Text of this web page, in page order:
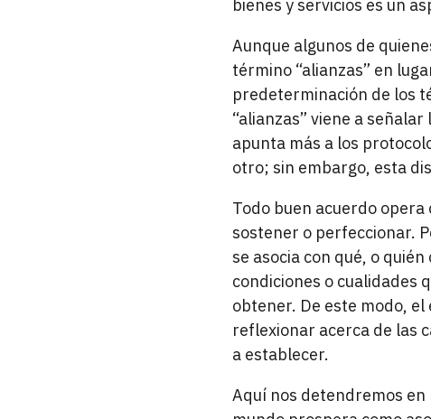
bienes y servicios es un
Aunque algunos de
término “alianzas” en
predeterminación de los
“alianzas” viene a
apunta más a los
otro; sin embargo, esta
Todo buen acuerdo
sostener o perfeccionar.
se asocia con qué, o
condiciones o cualidades
obtener. De este modo,
reflexionar acerca de las
a establecer.
Aquí nos detendremos en